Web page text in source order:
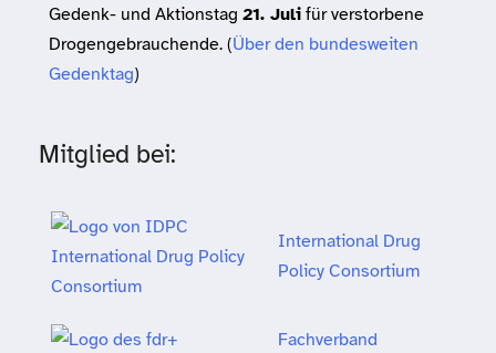
Gedenk- und Aktionstag 21. Julifür verstorbene
Drogengebrauchende. (Über den bundesweiten
Gedenktag)
Mitglied bei:
International Drug
Policy Consortium
Fachverband